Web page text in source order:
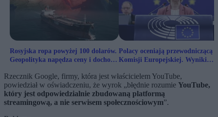
Rosyjska ropa powyżej 100 dolarów.
Geopolityka napędza ceny i dochody
Polacy oceniają przewodniczącą
Komisji Europejskiej. Wyniki
Rzecznik Google, firmy, która jest właścicielem YouTube,
powiedział w oświadczeniu, że wyrok „błędnie rozumie YouTube,
który jest odpowiedzialnie zbudowaną platformą
streamingową, a nie serwisem społecznościowym”.